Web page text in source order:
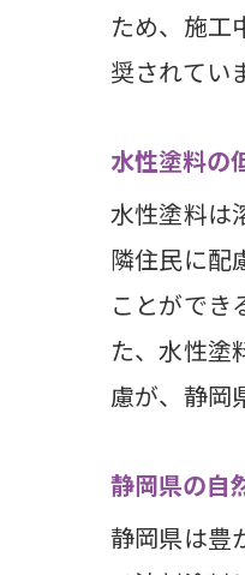
ため、施工
奨されてい
水性塗料の
水性塗料は
隣住民に配
ことができ
た、水性塗
慮が、静岡
静岡県の自
静岡県は豊